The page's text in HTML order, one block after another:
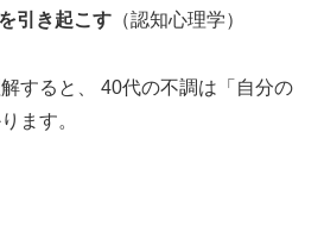
引き起こす （認知心理学）
すると、 40代の不調は「自分の
ます。